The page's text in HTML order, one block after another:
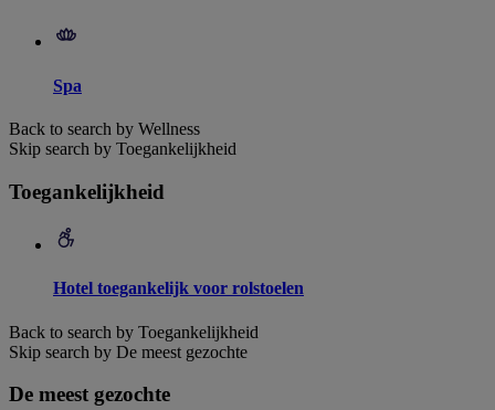
Spa
Back to search by Wellness
Skip search by Toegankelijkheid
Toegankelijkheid
Hotel toegankelijk voor rolstoelen
Back to search by Toegankelijkheid
Skip search by De meest gezochte
De meest gezochte